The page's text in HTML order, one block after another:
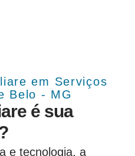
em Serviços
Belo - MG
é sua
e tecnologia, a